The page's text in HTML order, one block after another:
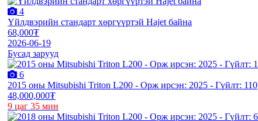
4
Үйлдвэрийн стандарт хөргүүртэй Hajet байна
68,000₮
2026-06-19
Бусад зарууд
6
2015 оны Mitsubishi Triton L200 - Орж ирсэн: 2025 - Гүйлт: 110
48,000,000₮
9 цаг 35 мин